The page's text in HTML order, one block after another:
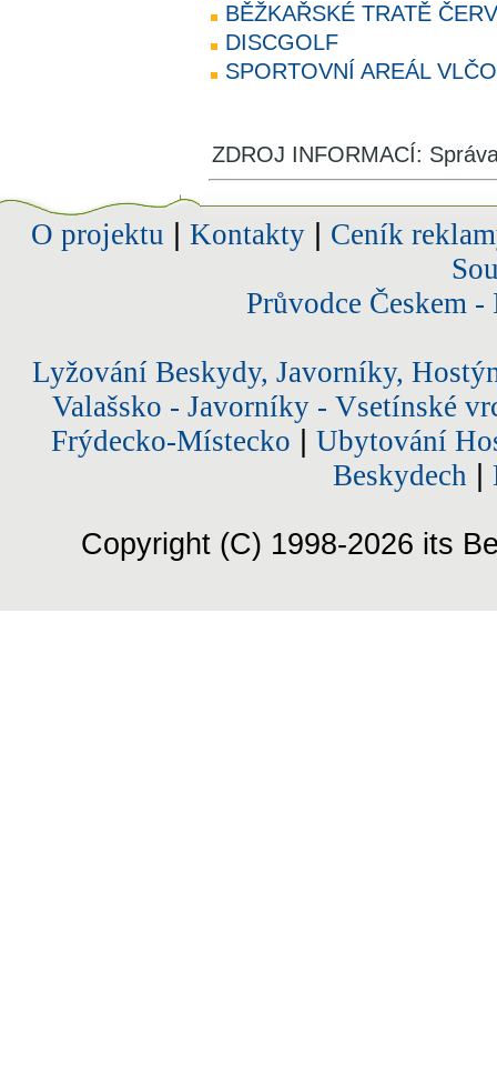
BĚŽKAŘSKÉ TRATĚ
DISCGOLF
SPORTOVNÍ AREÁL
ZDROJ INFORMACÍ:
O projektu Kontakty| Ceník
Průvodce Českem
Lyžování Beskydy, Javorníky,
Valašsko - Javorníky - Vsetínské
Frýdecko-Místecko
Ubytování
Beskydech
Copyright (C) 1998-2026 its